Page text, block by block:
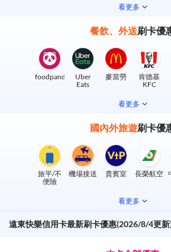
看更多
餐飲、外送刷卡優
foodpanda
Uber
Eats
麥當勞
肯德基
KFC
看更多
國內外旅遊刷卡優
旅平/不
便險
機場接送 貴賓室 長榮航空
看更多
遠東快樂信用卡最新刷卡優惠(2026/8/4更新